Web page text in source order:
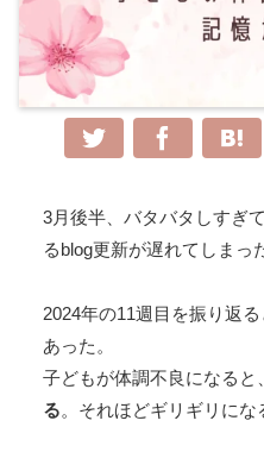
3月後半、バタバタしすぎ
るblog更新が遅れてしまっ
2024年の11週目を振り返
あった。
子どもが体調不良になると、
る。それほどギリギリにな